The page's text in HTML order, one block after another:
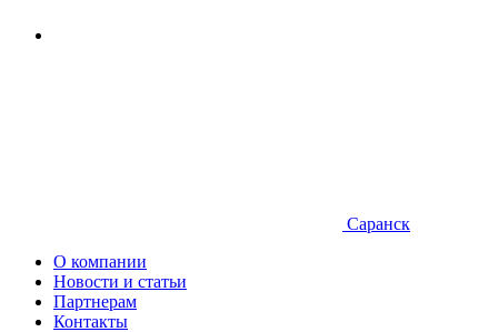
Саранск
О компании
Новости и статьи
Партнерам
Контакты